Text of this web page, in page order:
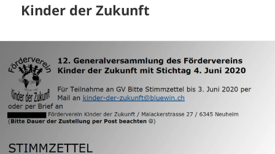
Kinder der Zukunft